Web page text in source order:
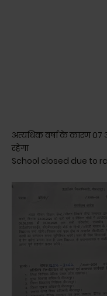
अत्यधिक वर्षा के कारण 07
रहेगा
School closed due to